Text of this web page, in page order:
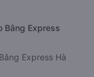
Bằng Express
Express Hà